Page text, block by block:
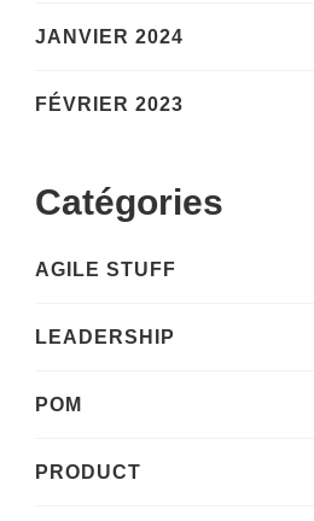
JANVIER 2024
FÉVRIER 2023
Catégories
AGILE STUFF
LEADERSHIP
POM
PRODUCT